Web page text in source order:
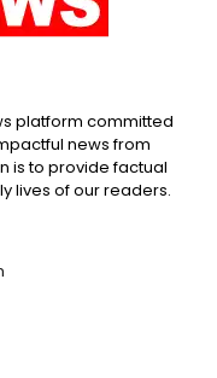
platform committed
news from
is to provide factual
lives of our readers.